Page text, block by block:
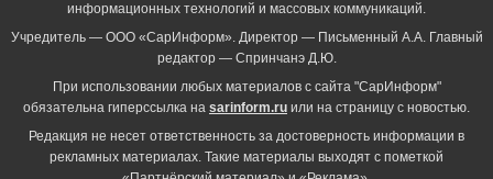
информационных технологий и массовых коммуникаций.
Учредитель — ООО «СарИнформ». Директор — Письменный А.А. Главный
редактор — Спринчанэ Д.Ю.
При использовании любых материалов с сайта "СарИнформ"
обязательна гиперссылка на sarinform.ru или на страницу с новостью.
Редакция не несет ответственность за достоверность информации в
рекламных материалах. Такие материалы выходят с пометкой